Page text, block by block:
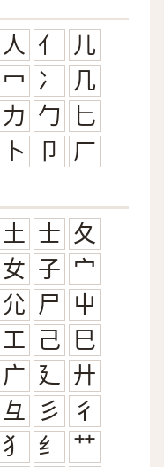
人 亻
儿
冖 冫
几
力 勹
匕
卜 卩
厂
土 士 夂
女 子 宀
尣 尸
屮
工 己
巳
广 廴
廾
彑 彡
彳
犭 纟
艹